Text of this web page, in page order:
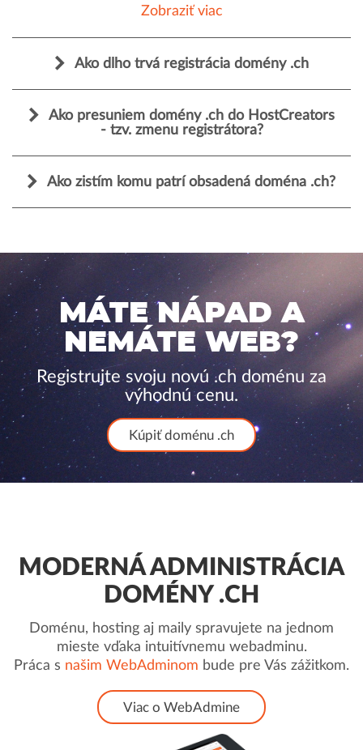
Zobraziť viac
Ako dlho trvá registrácia domény .ch
Ako presuniem domény .ch do HostCreators
- tzv. zmenu registrátora?
Ako zistím komu patrí obsadená doména .ch?
MÁTE NÁPAD A
NEMÁTE WEB?
Registrujte svoju novú .ch doménu za
výhodnú cenu.
Kúpiť doménu .ch
MODERNÁ ADMINISTRÁCIA
DOMÉNY .CH
Doménu, hosting aj maily spravujete na jednom
mieste vďaka intuitívnemu webadminu.
Práca s našim WebAdminom bude pre Vás zážitkom.
Viac o WebAdmine